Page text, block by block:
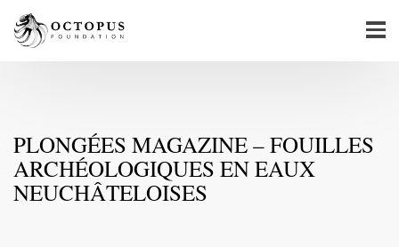
PLONGÉES MAGAZINE – FOUILLES
ARCHÉOLOGIQUES EN EAUX
NEUCHÂTELOISES